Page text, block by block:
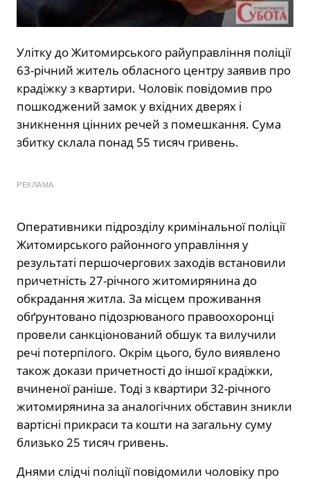
Улітку до Житомирського райуправління поліції
63-річний житель обласного центру заявив про
крадіжку з квартири. Чоловік повідомив про
пошкоджений замок у вхідних дверях і
зникнення цінних речей з помешкання. Сума
збитку склала понад 55 тисяч гривень.
РЕКЛАМА
Оперативники підрозділу кримінальної поліції
Житомирського районного управління у
результаті першочергових заходів встановили
причетність 27-річного житомирянина до
обкрадання житла. За місцем проживання
обґрунтовано підозрюваного правоохоронці
провели санкціонований обшук та вилучили
речі потерпілого. Окрім цього, було виявлено
також докази причетності до іншої крадіжки,
вчиненої раніше. Тоді з квартири 32-річного
житомирянина за аналогічних обставин зникли
вартісні прикраси та кошти на загальну суму
близько 25 тисяч гривень.
Днями слідчі поліції повідомили чоловіку про